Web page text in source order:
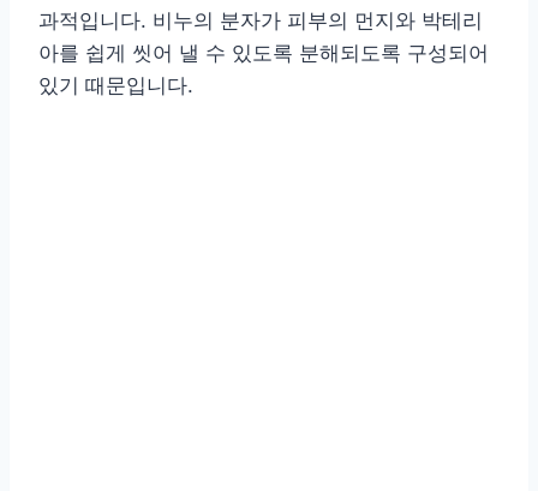
과적입니다. 비누의 분자가 피부의 먼지와 박테리
아를 쉽게 씻어 낼 수 있도록 분해되도록 구성되어
있기 때문입니다.